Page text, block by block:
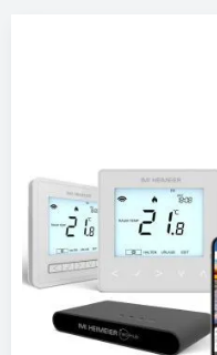
CAD-Details
Architekturobjekte
Expertenprofile